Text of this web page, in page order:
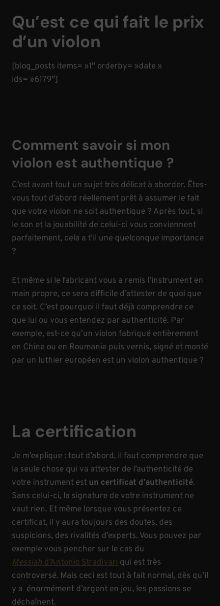
Qu’est ce qui fait le prix
d’un violon
[blog_posts items= »1″ orderby= »date »
ids= »6179″]
Comment savoir si mon
violon est authentique ?
C’est avant tout un sujet très délicat à aborder. Êtes-
vous tout d’abord réellement prêt à assumer le fait
que votre violon ne soit authentique ? Après tout, si
le son et la jouabilité de celui-ci vous conviennent
parfaitement, cela a t’il une quelconque importance
?
Et même si le fabricant vous a remis l’instrument en
main propre, ce sera difficile d’attester de quoi que
ce soit. C’est pourquoi il faut déjà comprendre ce
que lui ou vous entendez par authenticité. Par
exemple, est-ce qu’un violon fabriqué entièrement
en Chine ou en Roumanie puis vernis, signé et monté
par un luthier européen est un violon authentique ?
La certification
Je m’explique : tout d’abord, il faut comprendre que
la seule chose qui va attester de l’authenticité de
votre instrument est un certificat d’authenticité.
Sans celui-ci, la signature de votre instrument ne
vaut rien. Et même lorsque vous présentez ce
certificat, il y aura toujours des doutes, des
suspicions, des rivalités d’experts. Vous pouvez par
exemple vous pencher sur le cas du
Messiahd’Antonio Stradivari qui est très
controversé. Mais ceci est tout à fait normal, dès qu’il
y a énormément d’argent en jeu, les passions se
déchaînent.